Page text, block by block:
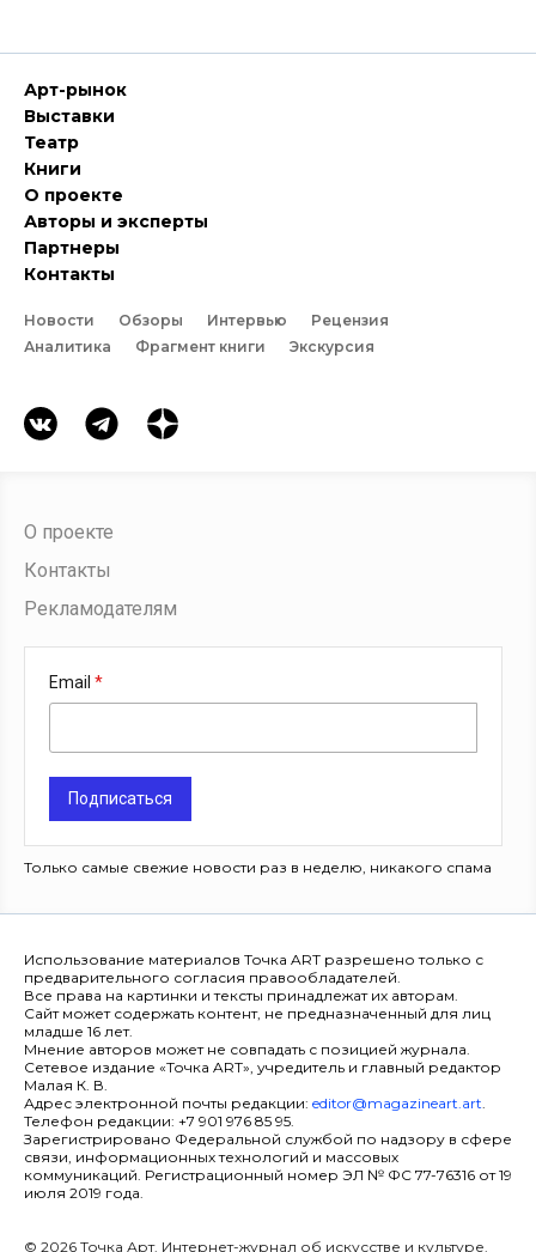
Арт-рынок
Выставки
Театр
Книги
О проекте
Авторы и эксперты
Партнеры
Контакты
Новости Обзоры Интервью
Рецензия
Аналитика
Фрагмент книги Экскурсия
О проекте
Контакты
Рекламодателям
Email
Подписаться
Только самые свежие новости раз в неделю, никакого спама
Использование материалов Точка ART разрешено только с
предварительного согласия правообладателей.
Все права на картинки и тексты принадлежат их авторам.
Сайт может содержать контент, не предназначенный для лиц
младше 16 лет.
Мнение авторов может не совпадать с позицией журнала.
Сетевое издание «Точка ART», учредитель и главный редактор
Малая К. В.
Адрес электронной почты редакции: editor@magazineart.art.
Телефон редакции: +7 901 976 85 95.
Зарегистрировано Федеральной службой по надзору в сфере
связи, информационных технологий и массовых
коммуникаций. Регистрационный номер ЭЛ № ФС 77-76316 от 19
июля 2019 года.
© 2026 Точка Арт. Интернет-журнал об искусстве и культуре.